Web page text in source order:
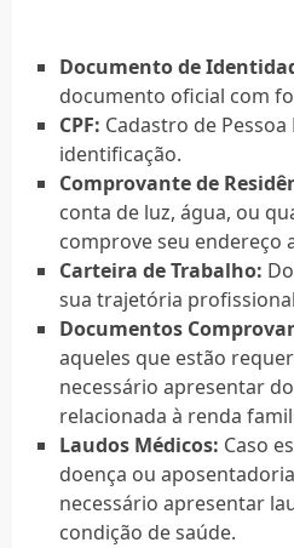
Documento de
documento oficial com
CPF: Cadastro de Pessoa
identificação.
Comprovante de
conta de luz, água, ou
comprove seu endereço
Carteira de Trabalho:
sua trajetória
Documentos
aqueles que estão
necessário apresentar
relacionada à renda
Laudos Médicos: Caso
doença ou
necessário apresentar
condição de saúde.